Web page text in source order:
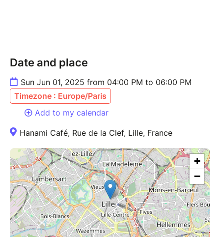
Date and place
Sun Jun 01, 2025 from 04:00 PM to 06:00 PM
Timezone : Europe/Paris
Add to my calendar
Hanami Café, Rue de la Clef, Lille, France
+
−